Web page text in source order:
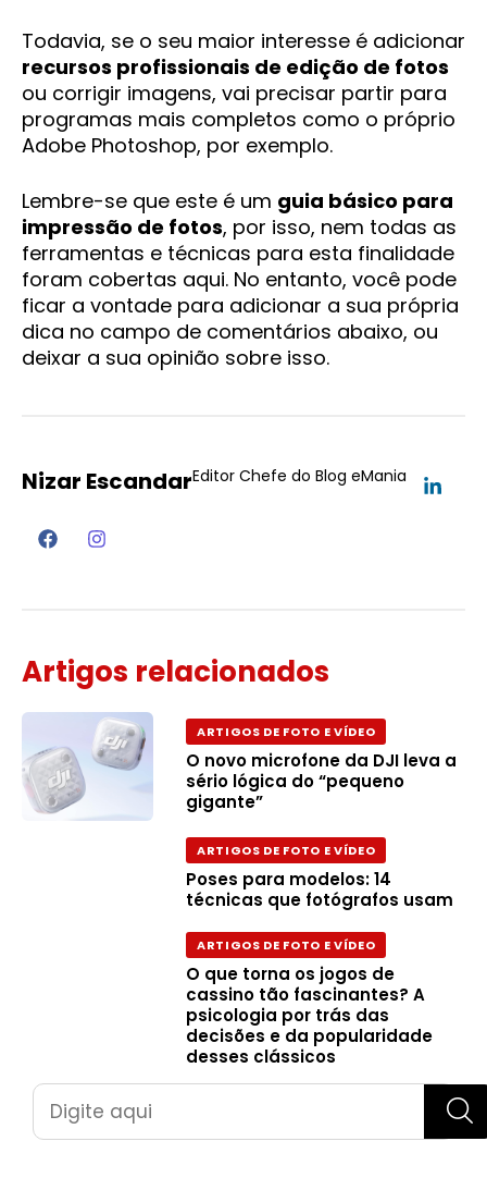
Todavia, se o seu maior interesse é adicionar
recursos profissionais de edição de fotos
ou corrigir imagens, vai precisar partir para
programas mais completos como o próprio
Adobe Photoshop, por exemplo.
Lembre-se que este é um guia básico para
impressão de fotos, por isso, nem todas as
ferramentas e técnicas para esta finalidade
foram cobertas aqui. No entanto, você pode
ficar a vontade para adicionar a sua própria
dica no campo de comentários abaixo, ou
deixar a sua opinião sobre isso.
Nizar EscandarEditor Chefe do Blog eMania
Artigos relacionados
ARTIGOS DE FOTO E VÍDEO
O novo microfone da DJI leva a
sério lógica do “pequeno
gigante”
ARTIGOS DE FOTO E VÍDEO
Poses para modelos: 14
técnicas que fotógrafos usam
ARTIGOS DE FOTO E VÍDEO
O que torna os jogos de
cassino tão fascinantes? A
psicologia por trás das
decisões e da popularidade
desses clássicos
Pesquisar